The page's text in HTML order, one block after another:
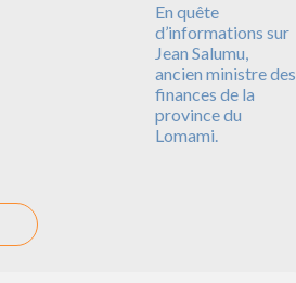
En quête
d’informations sur
Jean Salumu,
ancien ministre des
finances de la
province du
Lomami.